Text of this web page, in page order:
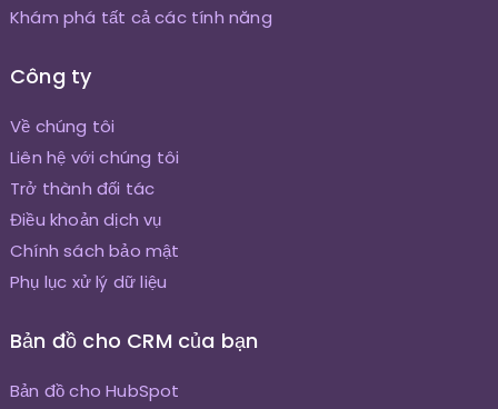
Khám phá tất cả các tính năng
Công ty
Về chúng tôi
Liên hệ với chúng tôi
Trở thành đối tác
Điều khoản dịch vụ
Chính sách bảo mật
Phụ lục xử lý dữ liệu
Bản đồ cho CRM của bạn
Bản đồ cho HubSpot